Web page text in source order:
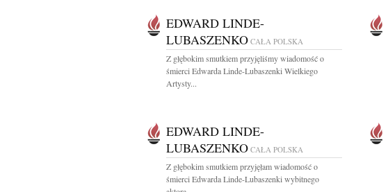
EDWARD LINDE-
LUBASZENKO CAŁA POLSKA
Z głębokim smutkiem przyjęliśmy wiadomość o
śmierci Edwarda Linde-Lubaszenki Wielkiego
Artysty...
EDWARD LINDE-
LUBASZENKO CAŁA POLSKA
Z głębokim smutkiem przyjęłam wiadomość o
śmierci Edwarda Linde-Lubaszenki wybitnego